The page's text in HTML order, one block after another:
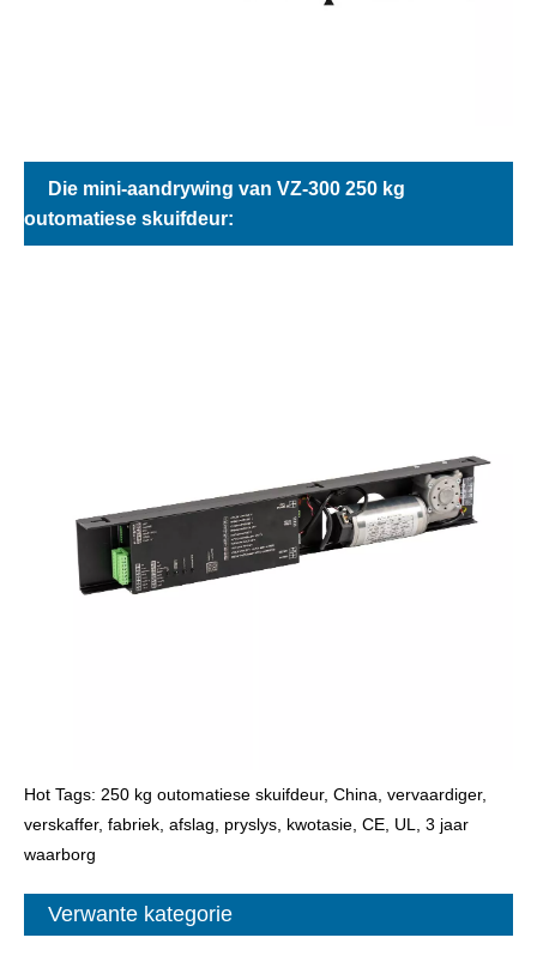
Die mini-aandrywing van VZ-300 250 kg
outomatiese skuifdeur:
Hot Tags: 250 kg outomatiese skuifdeur, China, vervaardiger,
verskaffer, fabriek, afslag, pryslys, kwotasie, CE, UL, 3 jaar
waarborg
Verwante kategorie